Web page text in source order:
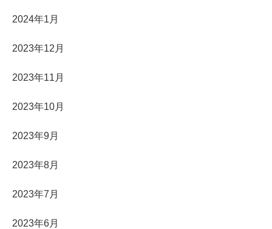
2024年1月
2023年12月
2023年11月
2023年10月
2023年9月
2023年8月
2023年7月
2023年6月